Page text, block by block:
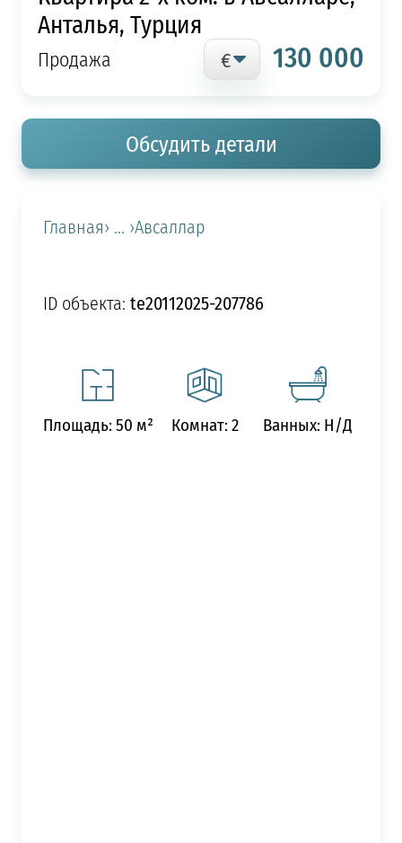
Анталья, Турция
Продажа 130 000
Обсудить детали
Главная› ... ›Авсаллар
ID объекта: te20112025-207786
Площадь: 50 м² Комнат: 2 Ванных: Н/Д